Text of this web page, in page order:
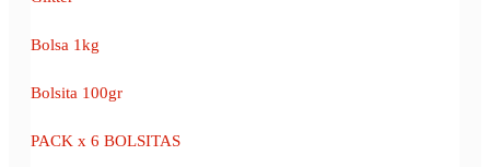
Bolsa 1kg
Bolsita 100gr
PACK x 6 BOLSITAS